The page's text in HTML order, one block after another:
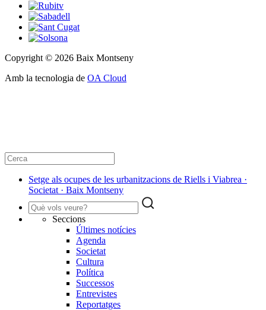
Copyright © 2026 Baix Montseny
Amb la tecnologia de OA Cloud
Setge als ocupes de les urbanitzacions de Riells i Viabrea ·
Societat · Baix Montseny
Seccions
Últimes notícies
Agenda
Societat
Cultura
Política
Successos
Entrevistes
Reportatges